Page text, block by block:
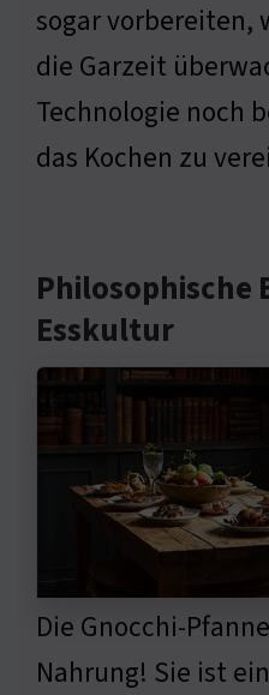
sogar vorbereiten,
die Garzeit
Technologie noch
das Kochen zu
Esskultur
Die Gnocchi-
Nahrung! Sie ist